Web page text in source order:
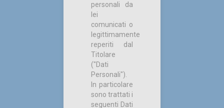
personali da
lei
comunicati o
legittimamente
reperiti dal
Titolare
("Dati
Personali").
In particolare
sono trattati i
seguenti Dati